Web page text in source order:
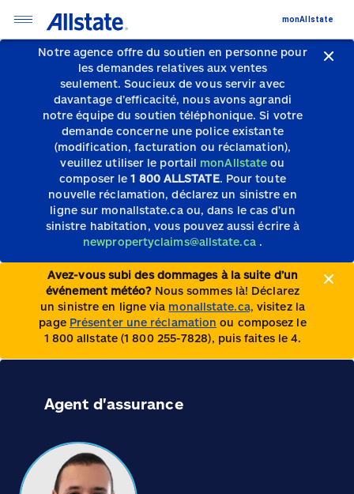
Notre agence offre du soutien en personne pour
les demandes relatives aux ventes
seulement.Soucieux de vous servir avec
davantage d’efficacité, nous avons agrandi
notre équipe du soutien téléphonique.Si votre
demande concerne une police existante
(modification, facturation ou réclamation),
veuillez utiliser le portail monAllstate ou
composer le1 800 ALLSTATE. Pour toute
nouvelle réclamation, déclarez un sinistre en
ligne sur monallstate.ca ou, dans le cas d’un
sinistre habitation, vous pouvez aussi écrire à
newpropertyclaims@allstate.ca .
Avez-vous subi des dommages à la suite d’un
événement météo? Nous sommes là! Déclarez
un sinistre en ligne via monallstate.ca, visitez la
page Présenter une réclamation ou composez le
1 800 allstate (1 800 255-7828), puis faites le 4.
monAllstate
Agent d'assurance